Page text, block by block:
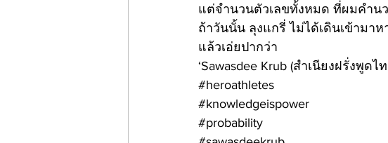
แต่จำนวนตัวเลขทั้งหมด ที่ผมคำน
ถ้าวันนั้น ลุงแกรี่ ไม่ได้เดินเข้ามาห
แล้วเอ่ยปากว่า
‘Sawasdee Krub (สำเนียงฝรั่งพูด
#heroathletes
#knowledgeispower
#probability